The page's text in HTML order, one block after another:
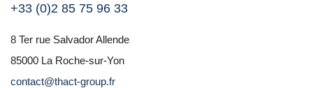
+33 (0)2 85 75 96 33
8 Ter rue Salvador Allende
85000 La Roche-sur-Yon
contact@thact-group.fr